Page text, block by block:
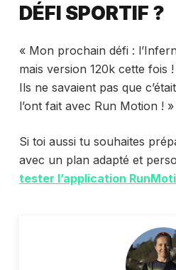
DÉFI SPORTIF ?
« Mon prochain défi :
mais version 120k cette fois !
Ils ne savaient pas que
l’ont fait avec Run Motion ! »
Si toi aussi tu souhaites
avec un plan adapté et
tester l’application